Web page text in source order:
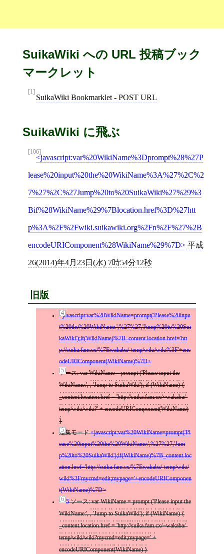
SuikaWiki への URL 投稿ブック
マークレット
[1]
SuikaWiki Bookmarklet - POST URL
SuikaWiki に飛ぶ
[106]
javascript:var%20WikiName%3Dprompt%28%27P
lease%20input%20the%20WikiName%3A%27%2C%2
7%27%2C%27Jump%20to%20SuikaWiki%27%29%3
Bif%28WikiName%29%7Blocation.href%3D%27htt
p%3A%2F%2Fwiki.suikawiki.org%2Fn%2F%27%2B
encodeURIComponent%28WikiName%29%7D 平成
26(2014)年4月23日(水) 7時54分12秒
旧版
[4]javascript:var%20WikiName=prompt('Please%20inpu
t%20the%20WikiName:',%27%27,'Jump%20to%20Sui
kaWiki');if(WikiName)%7B_content.location.href='htt
p://suika.fam.cx/%7Ewakaba/-temp/wiki/wiki%3F'+enc
odeURIComponent(WikiName)%7D
[5]
ソース: var WikiName = prompt ('Please input the
WikiName:',, 'Jump to SuikaWiki'); if (WikiName) {
_content.location.href = 'http://suika.fam.cx/~wakaba/-
temp/wiki/wiki?' + encodeURIComponent(WikiName)
}
[5]
編集モード javascript:var%20WikiName=prompt('Pl
ease%20input%20the%20WikiName:',%27%27,'Jum
p%20to%20SuikaWiki');if(WikiName)%7B_content.loc
ation.href='http://suika.fam.cx/%7Ewakaba/-temp/wiki/
wiki%3Fmycmd=edit;mypage='+encodeURIComponen
t(WikiName)%7D
[6]
>>5ソース: var WikiName = prompt ('Please input the
WikiName:',, 'Jump to SuikaWiki'); if (WikiName) {
_content.location.href = 'http://suika.fam.cx/~wakaba/-
temp/wiki/wiki?mycmd=edit;mypage=' +
encodeURIComponent(WikiName) }